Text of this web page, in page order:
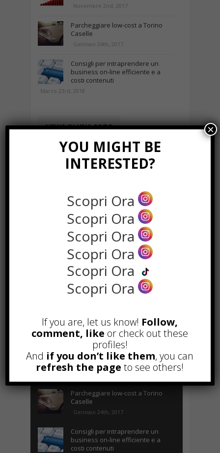
Novembre 2nd, 2017
Parcheggiare low-cost a Torino
Caselle
Gennaio 24th, 2017
Consigli per intraprendere un
business on-line efficiente e a
costi contenuti
Marzo 23rd, 2018
NEWS IN UNA FOTO
POPOLARI
Alcuni trucchi per avere un blog di
successo
Novembre 22nd, 2016
Comprare visite YouTube: i 5
vantaggi TOP!
Novembre 2nd, 2017
Parcheggiare low-cost a Torino
Caselle
Gennaio 24th, 2017
Consigli per intraprendere un
business on-line efficiente e a
costi contenuti
YOU MIGHT BE
INTERESTED?
Scopri Ora
Scopri Ora
Scopri Ora
Scopri Ora
Scopri Ora
Scopri Ora
If you are, let us know! Follow,
comment, like or check out these
profiles!
And if you don’t like them, you can
refresh the page to see others!
×